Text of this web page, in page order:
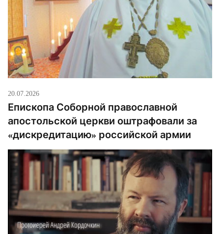
20.07.2026
Епископа Соборной православной
апостольской церкви оштрафовали за
«дискредитацию» российской армии